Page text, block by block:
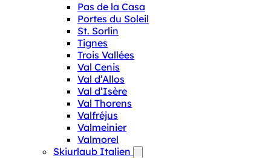
Pas de la Casa
Portes du Soleil
St. Sorlin
Tignes
Trois Vallées
Val Cenis
Val d’Allos
Val d’Isère
Val Thorens
Valfréjus
Valmeinier
Valmorel
Skiurlaub Italien